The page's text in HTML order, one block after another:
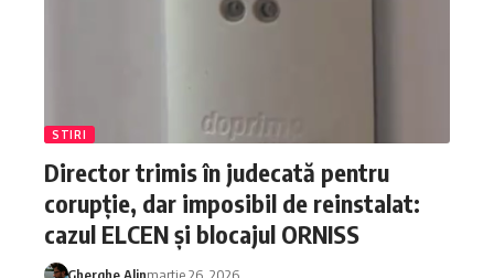
STIRI
Director trimis în judecată pentru
corupție, dar imposibil de reinstalat:
cazul ELCEN și blocajul ORNISS
Gherghe Alinmartie 26, 2026